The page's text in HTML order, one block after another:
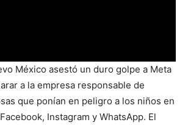
México asestó un duro golpe a Meta
a la empresa responsable de
que ponían en peligro a los niños en
Instagram y WhatsApp. El